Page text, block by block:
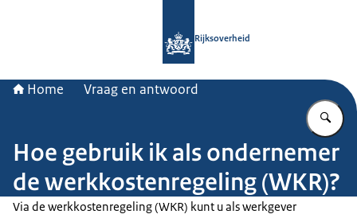
Rijksoverheid
Home Vraag en antwoord
Hoe gebruik ik als ondernemer
de werkkostenregeling (WKR)?
Via de werkkostenregeling (WKR) kunt u als werkgever